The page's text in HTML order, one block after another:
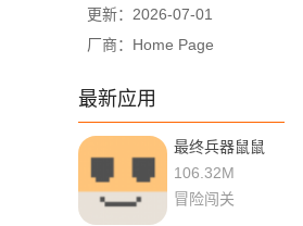
更新：2026-07-01
厂商：Home Page
最新应用
最终兵器鼠鼠
1.36 手机版
106.32M
冒险闯关